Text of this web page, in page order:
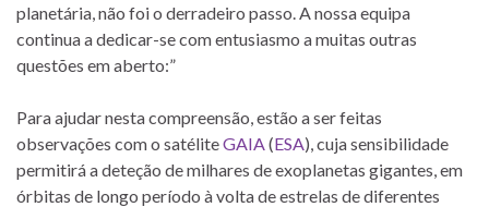
planetária, não foi o derradeiro passo. A nossa equipa
continua a dedicar-se com entusiasmo a muitas outras
questões em aberto:”
Para ajudar nesta compreensão, estão a ser feitas
observações com o satéliteGAIA (ESA), cuja sensibilidade
permitirá a deteção de milhares de exoplanetas gigantes, em
órbitas de longo período à volta de estrelas de diferentes